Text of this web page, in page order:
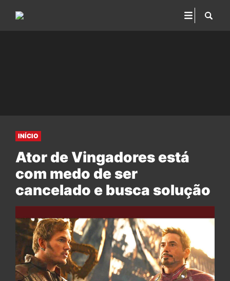
INÍCIO
Ator de Vingadores está
com medo de ser
cancelado e busca solução